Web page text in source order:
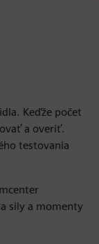
Keďže počet
a overiť.
testovania
sily a momenty